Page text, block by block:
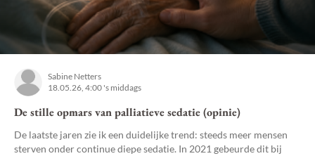
Sabine Netters
18.05.26, 4:00 's middags
De stille opmars van palliatieve sedatie (opinie)
De laatste jaren zie ik een duidelijke trend: steeds meer mensen
sterven onder continue diepe sedatie. In 2021 gebeurde dit bij